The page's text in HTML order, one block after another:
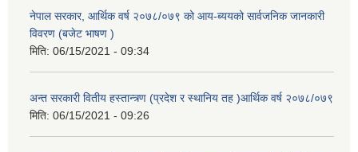
नेपाल सरकार, आर्थिक वर्ष २०७८/०७९ को आय-ब्ययको सार्वजनिक जानकारी
विवरण (बजेट भाषण )
मिति: 06/15/2021 - 09:34
अन्त सरकारी वितीय हस्तान्त्र्ण (प्रदेश र स्थानिय तह )आर्थिक वर्ष २०७८/०७९
मिति: 06/15/2021 - 09:26